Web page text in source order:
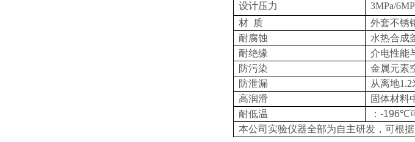
设计压力
3MPa/
材 质
外套不锈
耐腐蚀
水热合成
耐绝缘
介电性能
防污染
金属元素
防泄漏
从离地1.2
高润滑
固体材料
耐低温
： -196℃
本公司实验仪器全部为自主研发，可根